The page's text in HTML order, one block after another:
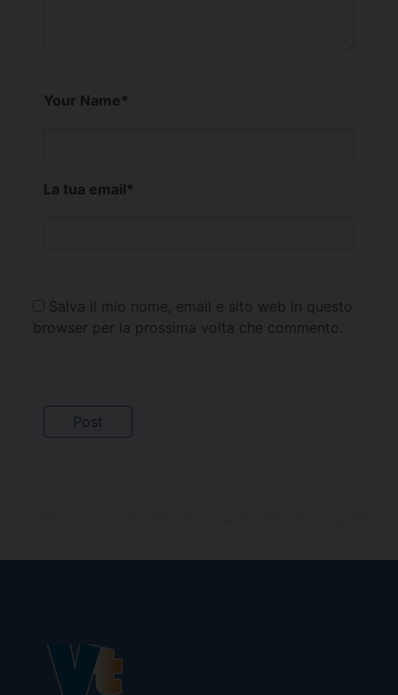
Your Name*
La tua email*
Salva il mio nome, email e sito web in questo
browser per la prossima volta che commento.